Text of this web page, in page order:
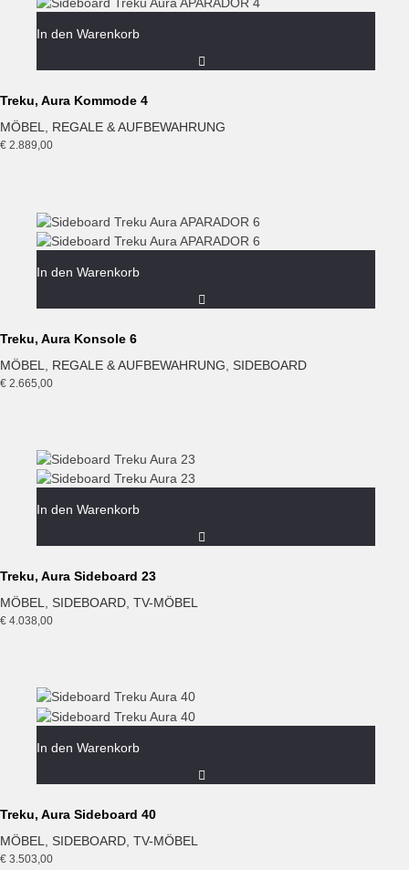
In den Warenkorb
Treku, Aura Kommode 4
MÖBEL, REGALE & AUFBEWAHRUNG
€ 2.889,00
In den Warenkorb
Treku, Aura Konsole 6
MÖBEL
REGALE & AUFBEWAHRUNG SIDEBOARD
€ 2.665,00
In den Warenkorb
Treku, Aura Sideboard 23
MÖBEL, SIDEBOARD, TV-MÖBEL
€ 4.038,00
In den Warenkorb
Treku, Aura Sideboard 40
MÖBEL
SIDEBOARD TV-MÖBEL
€ 3.503,00